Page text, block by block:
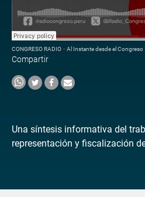
CONGRESO RADIO · Al Instante desde el
Compartir
Una síntesis informativa del
representación y fiscalización